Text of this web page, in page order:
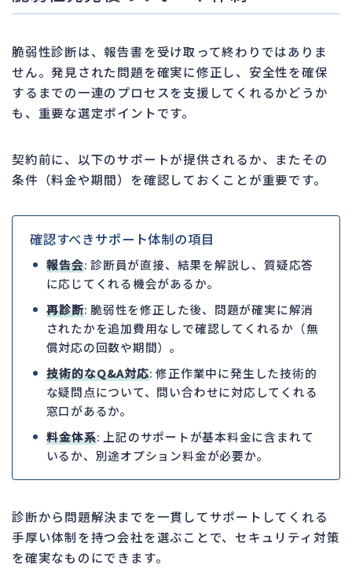
脆弱性診断は、報告書を受け取って終わりではありま
せん。発見された問題を確実に修正し、安全性を確保
するまでの一連のプロセスを支援してくれるかどうか
も、重要な選定ポイントです。
契約前に、以下のサポートが提供されるか、またその
条件（料金や期間）を確認しておくことが重要です。
確認すべきサポート体制の項目
報告会: 診断員が直接、結果を解説し、質疑応答
に応じてくれる機会があるか。
再診断: 脆弱性を修正した後、問題が確実に解消
されたかを追加費用なしで確認してくれるか（無
償対応の回数や期間）。
技術的なQ&A対応: 修正作業中に発生した技術的
な疑問点について、問い合わせに対応してくれる
窓口があるか。
料金体系: 上記のサポートが基本料金に含まれて
いるか、別途オプション料金が必要か。
診断から問題解決までを一貫してサポートしてくれる
手厚い体制を持つ会社を選ぶことで、セキュリティ対策
を確実なものにできます。